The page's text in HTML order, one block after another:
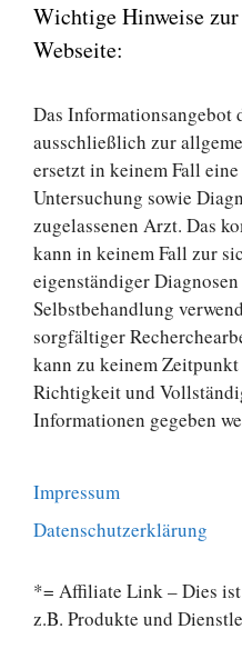
Wichtige Hinweise
Webseite:
Das Informationsangebot
ausschließlich zur
ersetzt in keinem Fall
Untersuchung sowie
zugelassenen Arzt. Das
kann in keinem Fall zur
eigenständiger
Selbstbehandlung
sorgfältiger
kann zu keinem
Richtigkeit und
Informationen gegeben
Impressum
Datenschutzerklärung
*= Affiliate Link – Dies
z.B. Produkte und